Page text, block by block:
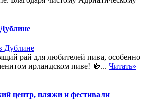
рай для любителей пива, особенно
ирландском пиве! 🍻... Читать»
центр, пляжи и фестивали